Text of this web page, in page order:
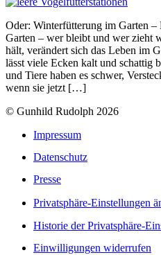
Oder: Winterfütterung im Garten
Garten – wer bleibt und wer zieht
hält, verändert sich das Leben im
lässt viele Ecken kalt und schattig
und Tiere haben es schwer,
wenn sie jetzt […]
© Gunhild Rudolph 2026
Impressum
Datenschutz
Presse
Privatsphäre-Einstellungen
Historie der Privatsphäre-
Einwilligungen widerrufen